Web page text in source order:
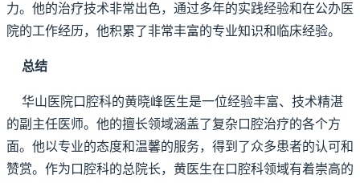
力。他的治疗技术非常出色，通过多年的实践经验和在公办医
院的工作经历，他积累了非常丰富的专业知识和临床经验。
总结
华山医院口腔科的黄晓峰医生是一位经验丰富、技术精湛
的副主任医师。他的擅长领域涵盖了复杂口腔治疗的各个方
面。他以专业的态度和温馨的服务，得到了众多患者的认可和
赞赏。作为口腔科的总院长，黄医生在口腔科领域有着崇高的